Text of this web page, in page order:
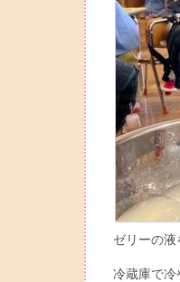
ゼリーの液
冷蔵庫で冷